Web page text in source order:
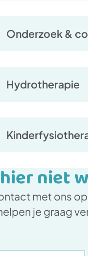
Onderzoek &
Hydrotherapie
niet
met ons
je graag